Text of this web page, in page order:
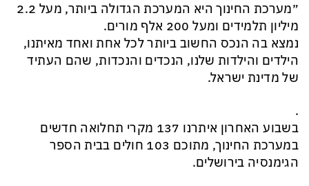
״מערכת החינוך היא המערכת הגדולה ביותר, מעל 2.2
מיליון תלמידים ומעל 200 אלף מורים.
נמצא בה הנכס החשוב ביותר לכל אחת ואחד מאיתנו,
הילדים והילדות שלנו, הנכדים והנכדות, שהם העתיד
של מדינת ישראל.
.
בשבוע האחרון איתרנו 137 מקרי תחלואה חדשים
במערכת החינוך, מתוכם 103 חולים בבית הספר
הגימנסיה בירושלים.